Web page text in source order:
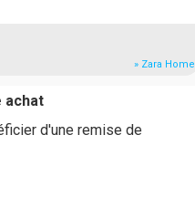
» Zara Home
achat
d'une remise de